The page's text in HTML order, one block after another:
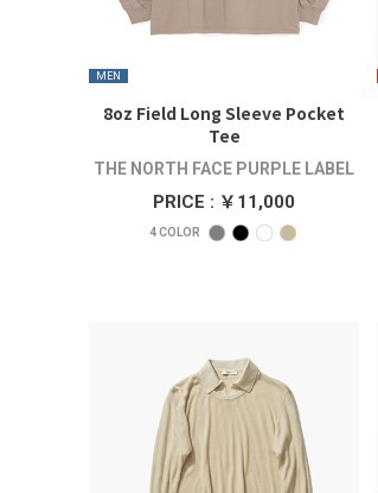
MEN
8oz Field Long Sleeve Pocket
Tee
THE NORTH FACE PURPLE LABEL
PRICE : ￥11,000
4COLOR